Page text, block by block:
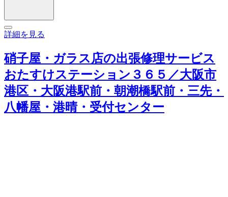
詳細を見る
硝子屋・ガラス店の出張修理サービス
おたすけステーション３６５／大阪市
港区・大阪港駅前・朝潮橋駅前・三先・
八幡屋・港晴・受付センター